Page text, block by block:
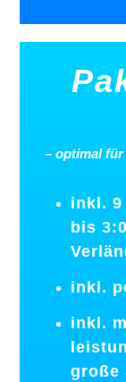
– optimal für
inkl. 9
bis
inkl.
inkl.
große